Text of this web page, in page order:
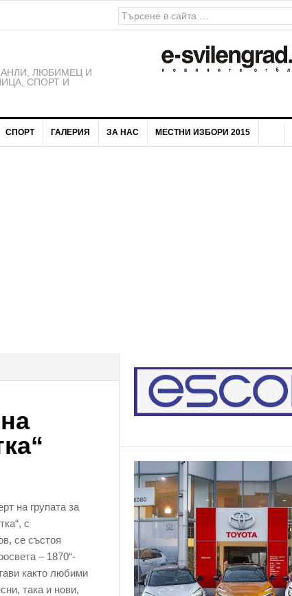
ЛЮБИМЕЦ И
СПОРТ И
СПОРТ ГАЛЕРИЯ ЗА НАС МЕСТНИ ИЗБОРИ 2015
на групата за
с
се състоя
– 1870“-
както любими
така и нови,